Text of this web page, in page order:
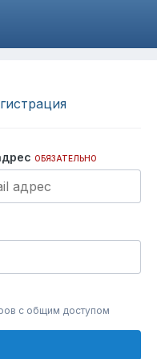
ОБЯЗАТЕЛЬНО
с общим доступом